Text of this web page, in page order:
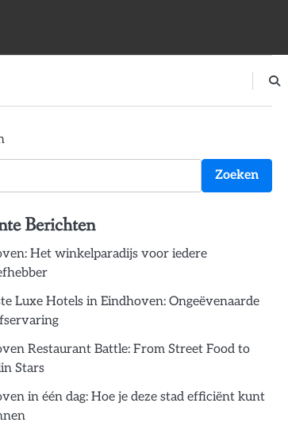
Zoeken
Berichten
Het winkelparadijs voor iedere
Luxe Hotels in Eindhoven: Ongeëvenaarde
Restaurant Battle: From Street Food to
Stars
in één dag: Hoe je deze stad efficiënt kunt